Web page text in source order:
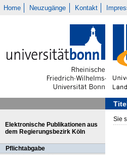
Home Neuzugänge Kontakt
Elektronische Publikationen aus
dem Regierungsbezirk Köln
Pflichtabgabe
Sie